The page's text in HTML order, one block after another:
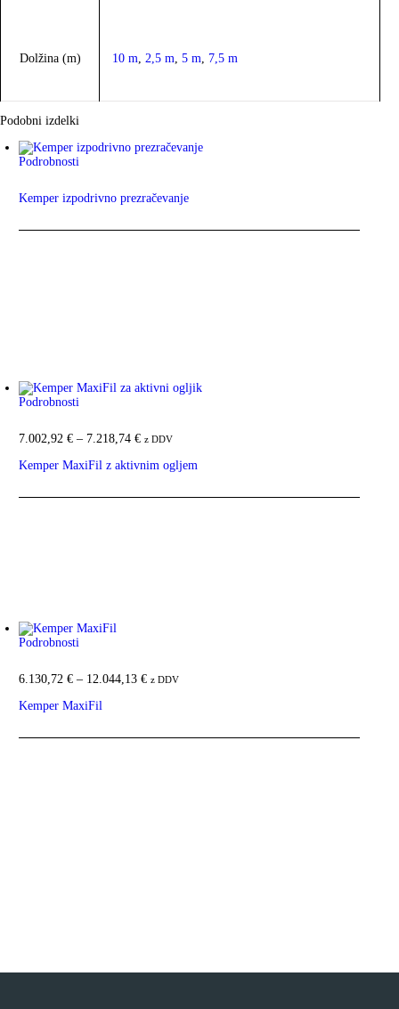
Dolžina (m) 10 m 2,5 m 5 m 7,5 m
Podobni izdelki
Podrobnosti
Kemper izpodrivno prezračevanje
Podrobnosti
7.002,92 € – 7.218,74 € Cenovni razpon: od 7.002,92 € do
z DDV
Kemper MaxiFil z aktivnim ogljem
Podrobnosti
6.130,72 € – 12.044,13 € Cenovni razpon: od 6.130,72 € do
z DDV
Kemper MaxiFil